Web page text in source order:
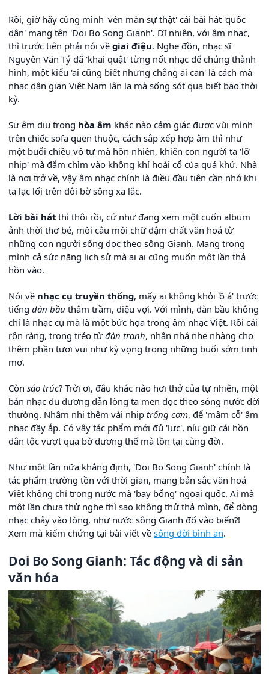
Rồi, giờ hãy cùng mình 'vén màn sự thật' cái bài hát 'quốc
dân' mang tên 'Doi Bo Song Gianh'. Dĩ nhiên, với âm nhạc,
thì trước tiên phải nói về giai điệu. Nghe đồn, nhạc sĩ
Nguyễn Văn Tý đã 'khai quật' từng nốt nhạc để chúng thành
hình, một kiểu 'ai cũng biết nhưng chẳng ai can' là cách mà
nhạc dân gian Việt Nam lân la mà sống sót qua biết bao thời
kỳ.
Sự êm dịu trong hòa âm khác nào cảm giác được vùi mình
trên chiếc sofa quen thuộc, cách sắp xếp hợp âm thì như
một buổi chiều vô tư mà hồn nhiên, khiến con người ta 'lỡ
nhịp' mà đắm chìm vào không khí hoài cổ của quá khứ. Nhà
là nơi trở về, vậy âm nhạc chính là điều đầu tiên cần nhớ khi
ta lạc lối trên đôi bờ sông xa lắc.
Lời bài hát thì thôi rồi, cứ như đang xem một cuốn album
ảnh thời thơ bé, mỗi câu mỗi chữ đậm chất văn hoá từ
những con người sống dọc theo sông Gianh. Mang trong
mình cả sức nặng lịch sử mà ai ai cũng muốn một lần thả
hồn vào.
Nói về nhạc cụ truyền thống, mấy ai không khỏi 'ồ á' trước
tiếng đàn bầu thâm trầm, diệu vợi. Với mình, đàn bầu không
chỉ là nhạc cụ mà là một bức họa trong âm nhạc Việt. Rồi cái
rộn ràng, trong trẻo từđàn tranh, nhấn nhá nhẹ nhàng cho
thêm phần tươi vui như kỳ vọng trong những buổi sớm tinh
mơ.
Còn sáo trúc? Trời ơi, đâu khác nào hơi thở của tự nhiên, một
bản nhạc du dương dẫn lòng ta men dọc theo sóng nước đời
thường. Nhâm nhi thêm vài nhịp trống cơm, để 'mâm cỗ' âm
nhạc đầy ắp. Có vậy tác phẩm mới đủ 'lực', níu giữ cái hồn
dân tộc vượt qua bờ dương thế mà tồn tại cùng đời.
Như một lần nữa khẳng định, 'Doi Bo Song Gianh' chính là
tác phẩm trường tồn với thời gian, mang bản sắc văn hoá
Việt không chỉ trong nước mà 'bay bổng' ngoại quốc. Ai mà
một lần chưa thử nghe thì sao không thử thả mình, để dòng
nhạc chảy vào lòng, như nước sông Gianh đổ vào biển?!
Xem mà kiểm chứng tại bài viết về sông đời bình an.
Doi Bo Song Gianh: Tác động và di sản
văn hóa